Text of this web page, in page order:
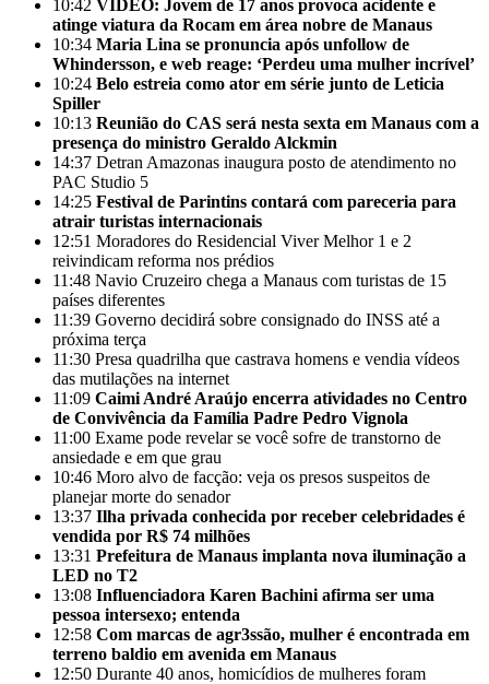
10:42 VÍDEO: Jovem de 17 anos provoca acidente e
atinge viatura da Rocam em área nobre de Manaus
10:34 Maria Lina se pronuncia após unfollow de
Whindersson, e web reage: ‘Perdeu uma mulher incrível’
10:24 Belo estreia como ator em série junto de Leticia
Spiller
10:13 Reunião do CAS será nesta sexta em Manaus com a
presença do ministro Geraldo Alckmin
14:37 Detran Amazonas inaugura posto de atendimento no
PAC Studio 5
14:25 Festival de Parintins contará com pareceria para
atrair turistas internacionais
12:51 Moradores do Residencial Viver Melhor 1 e 2
reivindicam reforma nos prédios
11:48 Navio Cruzeiro chega a Manaus com turistas de 15
países diferentes
11:39 Governo decidirá sobre consignado do INSS até a
próxima terça
11:30 Presa quadrilha que castrava homens e vendia vídeos
das mutilações na internet
11:09 Caimi André Araújo encerra atividades no Centro
de Convivência da Família Padre Pedro Vignola
11:00 Exame pode revelar se você sofre de transtorno de
ansiedade e em que grau
10:46 Moro alvo de facção: veja os presos suspeitos de
planejar morte do senador
13:37 Ilha privada conhecida por receber celebridades é
vendida por R$ 74 milhões
13:31 Prefeitura de Manaus implanta nova iluminação a
LED no T2
13:08 Influenciadora Karen Bachini afirma ser uma
pessoa intersexo; entenda
12:58 Com marcas de agr3ssão, mulher é encontrada em
terreno baldio em avenida em Manaus
12:50 Durante 40 anos, homicídios de mulheres foram